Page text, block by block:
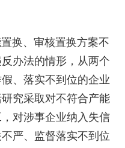
换、审核置换方案不
办法的情形，从两个
、落实不到位的企业
究采取对不符合产能
对涉事企业纳入失信
严、监督落实不到位